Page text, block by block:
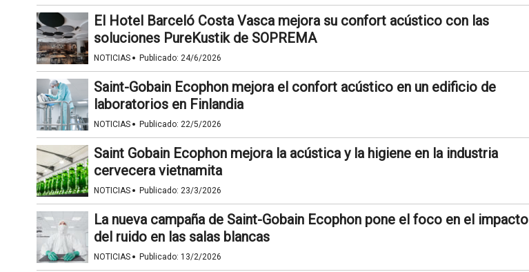
El Hotel Barceló Costa Vasca mejora su confort acústico con las
soluciones PureKustik de SOPREMA
NOTICIAS · Publicado: 24/6/2026
Saint-Gobain Ecophon mejora el confort acústico en un edificio de
laboratorios en Finlandia
NOTICIAS · Publicado: 22/5/2026
Saint Gobain Ecophon mejora la acústica y la higiene en la industria
cervecera vietnamita
NOTICIAS · Publicado: 23/3/2026
La nueva campaña de Saint-Gobain Ecophon pone el foco en el impacto
del ruido en las salas blancas
NOTICIAS · Publicado: 13/2/2026